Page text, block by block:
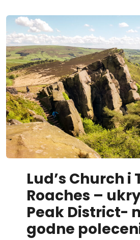
Lud’s Church i
Roaches –
Peak District-
godne